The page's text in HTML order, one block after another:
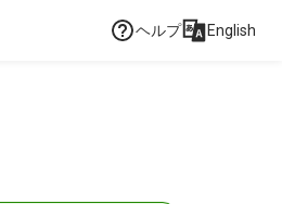
ヘルプ English